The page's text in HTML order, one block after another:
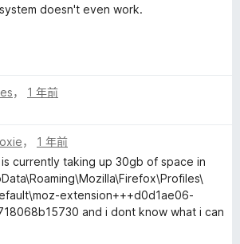
doesn't even work.
， 1 年前
， 1 年前
currently taking up 30gb of space in
extension+++d0d1ae06-
and i dont know what i can